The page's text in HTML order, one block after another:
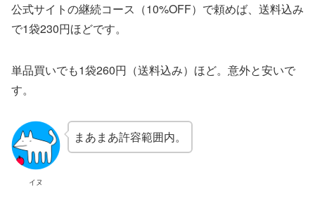
公式サイトの継続コース（10%OFF）で頼めば、送料込み
で1袋230円ほどです。
単品買いでも1袋260円（送料込み）ほど。意外と安いで
す。
イヌ
まあまあ許容範囲内。